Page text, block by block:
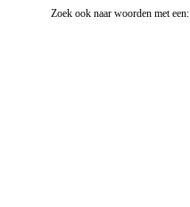
Zoek ook naar woorden met een: